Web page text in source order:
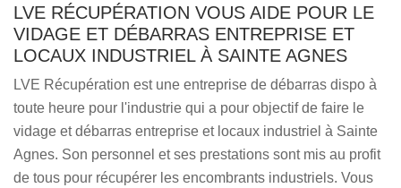
LVE RÉCUPÉRATION VOUS AIDE POUR LE
VIDAGE ET DÉBARRAS ENTREPRISE ET
LOCAUX INDUSTRIEL À SAINTE AGNES
LVE Récupération est une entreprise de débarras dispo à
toute heure pour l'industrie qui a pour objectif de faire le
vidage et débarras entreprise et locaux industriel à Sainte
Agnes. Son personnel et ses prestations sont mis au profit
de tous pour récupérer les encombrants industriels. Vous